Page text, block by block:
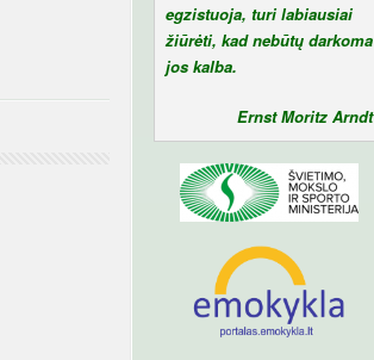
egzistuoja, turi labiausiai
žiūrėti, kad nebūtų darkoma
jos kalba.
Ernst Moritz Arndt